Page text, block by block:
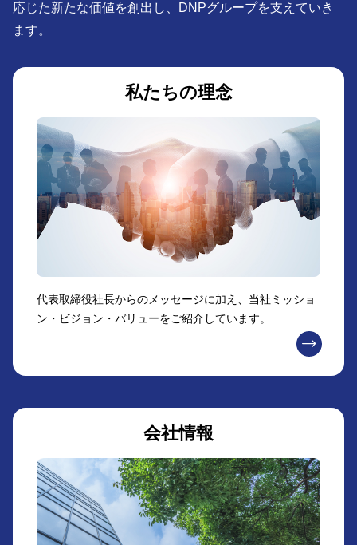
応じた新たな価値を創出し、DNPグループを支えていき
ます。
私たちの理念
代表取締役社長からのメッセージに加え、当社ミッショ
ン・ビジョン・バリューをご紹介しています。
会社情報